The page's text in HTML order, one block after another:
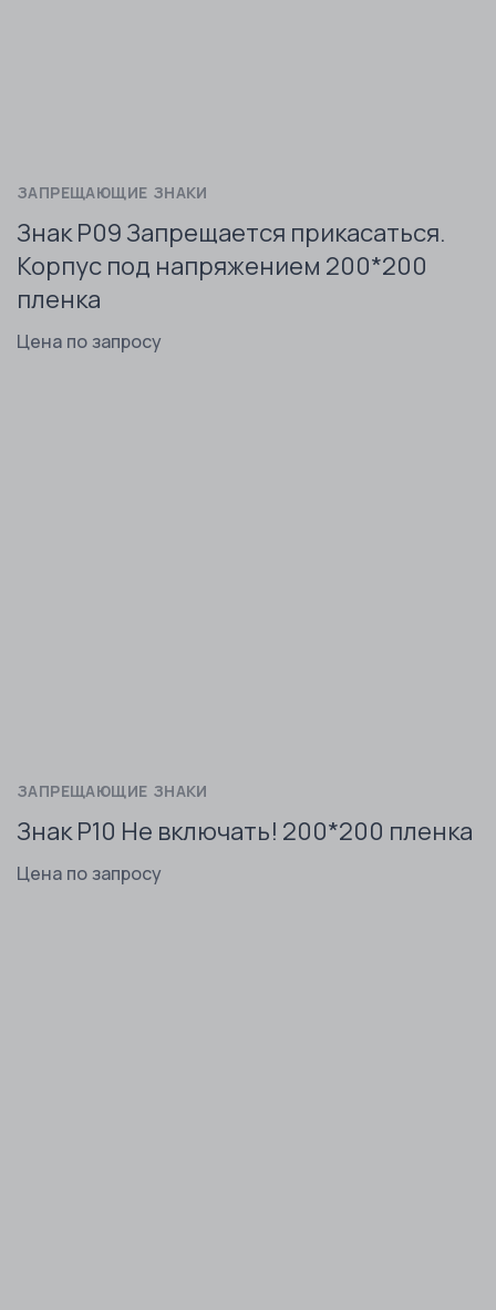
ЗАПРЕЩАЮЩИЕ ЗНАКИ
Знак P09 Запрещается прикасаться.
Корпус под напряжением 200*200
пленка
Цена по запросу
ЗАПРЕЩАЮЩИЕ ЗНАКИ
Знак P10 Не включать! 200*200 пленка
Цена по запросу